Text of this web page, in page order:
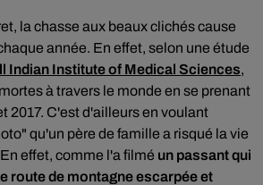
la chasse aux beaux clichés cause
année. En effet, selon une étude
Indian Institute of Medical Sciences,
à travers le monde en se prenant
2017. C'est d'ailleurs en voulant
qu'un père de famille a risqué la vie
effet, comme l'a filmé un passant qui
route de montagne escarpée et